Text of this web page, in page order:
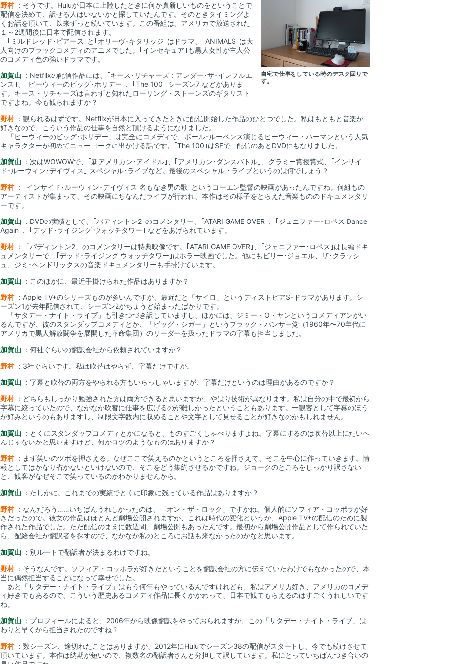
自宅で仕事をしている時のデスク回りで
す。
野村 ：そうです。Huluが日本に上陸したときに何か真新しいものをということで
配信を決めて、訳せる人はいないかと探していたんです。そのときタイミングよ
くお話を頂いて、以来ずっと続いています。この番組は、アメリカで放送された
１～2週間後に日本で配信されます。
｢ミルドレッド･ピアース｣と｢オリーヴ･キタリッジ｣はドラマ、｢ANIMALS｣は大
人向けのブラックコメディのアニメでした。｢インセキュア｣も黒人女性が主人公
のコメディ色の強いドラマです。
加賀山 ：Netflixの配信作品には、｢キース･リチャーズ：アンダー･ザ･インフルエ
ンス｣、｢ピーウィーのビッグ･ホリデー｣、｢The 100｣ シーズン7 などがありま
す。キース・リチャーズは言わずと知れたローリング・ストーンズのギタリスト
ですよね。今も観られますか？
野村 ：観られるはずです。Netflixが日本に入ってきたときに配信開始した作品のひとつでした。私はもともと音楽が
好きなので、こういう作品の仕事を自然と頂けるようになりました。
「ピーウィーのビッグ･ホリデー」は完全にコメディで、ポール･ルーベンス演じるピーウィー・ハーマンという人気
キャラクターが初めてニューヨークに出かける話です。｢The 100｣はSFで、配信のあとDVDにもなりました。
加賀山 ：次はWOWOWで、｢新アメリカン･アイドル｣、｢アメリカン･ダンスバトル｣、グラミー賞授賞式、｢インサイ
ド･ルーウィン･デイヴィス｣ スペシャル･ライブなど。最後のスペシャル・ライブというのは何でしょう？
野村 ：｢インサイド･ルーウィン･デイヴィス 名もなき男の歌｣というコーエン監督の映画があったんですね。何組もの
アーティストが集まって、その映画にちなんだライブが行われ、本作はその様子をとらえた音楽もののドキュメンタリ
ーです。
加賀山 ：DVDの実績として、｢パディントン2｣のコメンタリー、｢ATARI GAME OVER｣、｢ジェニファー･ロペス Dance
Again｣、｢デッド･ライジング ウォッチタワー｣ などをあげられています。
野村 ：「パディントン2」のコメンタリーは特典映像です。｢ATARI GAME OVER｣、｢ジェニファー･ロペス｣は長編ドキ
ュメンタリーで、｢デッド･ライジング ウォッチタワー｣はホラー映画でした。他にもビリー･ジョエル、ザ･クラッシ
ュ、ジミ･ヘンドリックスの音楽ドキュメンタリーも手掛けています。
加賀山 ：このほかに、最近手掛けられた作品はありますか？
野村 ：Apple TV+のシリーズものが多いんですが、最近だと「サイロ」というディストピアSFドラマがあります。シ
ーズン1が去年配信されて、シーズン2がちょうど始まったばかりです。
「サタデー・ナイト・ライブ」も引きつづき訳していますし、ほかには、ジミー・O・ヤンというコメディアンがい
るんですが、彼のスタンダップコメディとか、「ビッグ・シガー」というブラック・パンサー党（1960年〜70年代に
アメリカで黒人解放闘争を展開した革命集団）のリーダーを扱ったドラマの字幕も担当しました。
加賀山 ：何社ぐらいの翻訳会社から依頼されていますか？
野村 ：3社ぐらいです。私は吹替はやらず、字幕だけですが。
加賀山 ：字幕と吹替の両方をやられる方もいらっしゃいますが、字幕だけというのは理由があるのですか？
野村 ：どちらもしっかり勉強された方は両方できると思いますが、やはり技術が異なります。私は自分の中で最初から
字幕に絞っていたので、なかなか吹替に仕事を広げるのが難しかったということもあります。一観客として字幕のほう
が好みというのもありますし、制限文字数内に収めることや文字として見せることが好きなのかもしれません。
加賀山 ：とくにスタンダップコメディとかになると、ものすごくしゃべりますよね。字幕にするのは吹替以上にたいへ
んじゃないかと思いますけど、何かコツのようなものはありますか？
野村 ：まず笑いのツボを押さえる。なぜここで笑えるのかというところを押さえて、そこを中心に作っていきます。情
報としてはかなり省かないといけないので、そこをどう集約させるかですね。ジョークのところをしっかり訳さない
と、観客がなぜそこで笑っているのかわかりませんから。
加賀山 ：たしかに。これまでの実績でとくに印象に残っている作品はありますか？
野村 ：なんだろう……いちばんうれしかったのは、「オン・ザ・ロック」ですかね。個人的にソフィア・コッポラが好
きだったので。彼女の作品はほとんど劇場公開されますが、これは時代の変化というか、Apple TV+の配信のために製
作された作品でした。ただ配信のまえに数週間、劇場公開もあったんです。最初から劇場公開作品として作られていた
ら、配給会社が翻訳者を探すので、なかなか私のところにお話も来なかったのかなと思います。
加賀山 ：別ルートで翻訳者が決まるわけですね。
野村 ：そうなんです。ソフィア・コッポラが好きだということを翻訳会社の方に伝えていたわけでもなかったので、本
当に偶然担当することになって幸せでした。
あと「サタデー・ナイト・ライブ」はもう何年もやっているんですけれども、私はアメリカ好き、アメリカのコメデ
ィ好きでもあるので、こういう歴史あるコメディ作品に長くかかわって、日本で観てもらえるのはすごくうれしいです
ね。
加賀山 ：プロフィールによると、2006年から映像翻訳をやっておられますが、この「サタデー・ナイト・ライブ」は
わりと早くから担当されたのですね？
野村 ：数シーズン、途切れたことはありますが、2012年にHuluでシーズン38の配信がスタートし、今でも続けさせて
頂いています。本作は納期が短いので、複数名の翻訳者さんと分担して訳しています。私にとっていちばんつき合いの